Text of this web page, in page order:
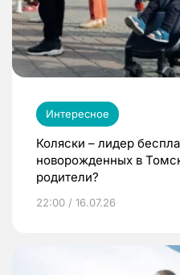
Интересное
Коляски – лидер
новорожденных в
родители?
22:00 / 16.07.26